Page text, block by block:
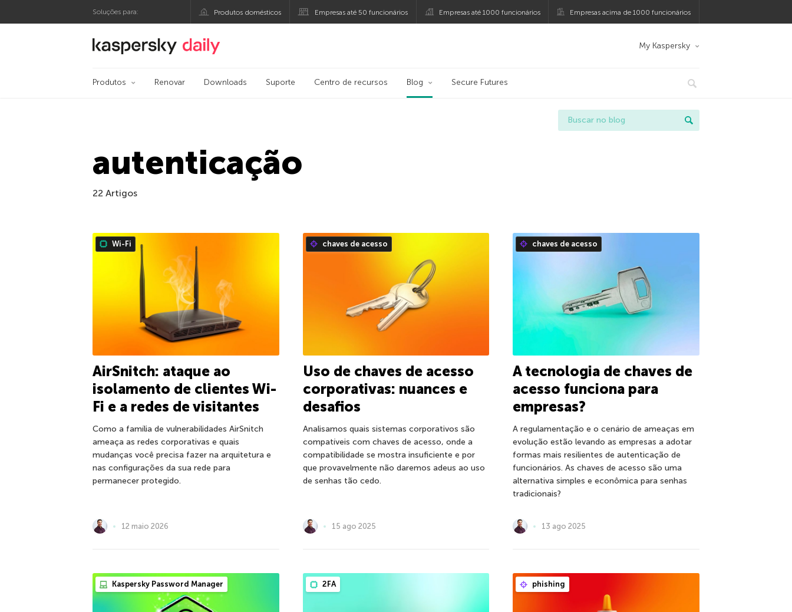
Soluções para: Produtos domésticos Empresas até 50 funcionários Empresas até 1000 funcionários Empresas acima de 1000 funcionários
Blog oficial da Kaspersky My Kaspersky
Produtos Renovar Downloads Suporte Centro de recursos Blog Secure Futures
autenticação
22 Artigos
Wi-Fi
AirSnitch: ataque ao
isolamento de clientes Wi-
Fi e a redes de visitantes
Como a família de vulnerabilidades AirSnitch
ameaça as redes corporativas e quais
mudanças você precisa fazer na arquitetura e
nas configurações da sua rede para
permanecer protegido.
12 maio 2026
chaves de acesso
Uso de chaves de acesso
corporativas: nuances e
desafios
Analisamos quais sistemas corporativos são
compatíveis com chaves de acesso, onde a
compatibilidade se mostra insuficiente e por
que provavelmente não daremos adeus ao uso
de senhas tão cedo.
15 ago 2025
chaves de acesso
A tecnologia de chaves de
acesso funciona para
empresas?
A regulamentação e o cenário de ameaças em
evolução estão levando as empresas a adotar
formas mais resilientes de autenticação de
funcionários. As chaves de acesso são uma
alternativa simples e econômica para senhas
tradicionais?
13 ago 2025
Kaspersky Password Manager 2FA phishing